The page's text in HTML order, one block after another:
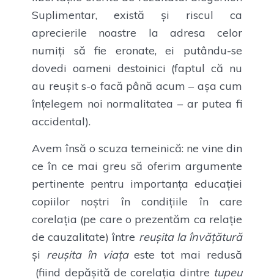
Suplimentar, există și riscul ca
aprecierile noastre la adresa celor
numiți să fie eronate, ei putându-se
dovedi oameni destoinici (faptul că nu
au reușit s-o facă până acum – așa cum
înțelegem noi normalitatea – ar putea fi
accidental).
Avem însă o scuza temeinică: ne vine din
ce în ce mai greu să oferim argumente
pertinente pentru importanța educației
copiilor noștri în condițiile în care
corelația (pe care o prezentăm ca relație
de cauzalitate) între reușita la învățătură
și reușita în viațaeste tot mai redusă
(fiind depășită de corelația dintre tupeu